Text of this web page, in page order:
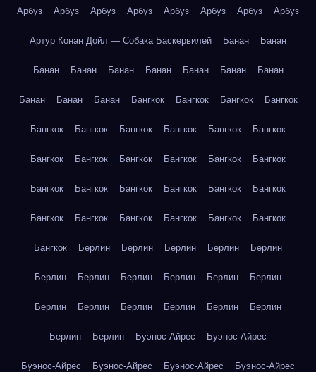
Арбуз Арбуз Арбуз Арбуз Арбуз Арбуз Арбуз Арбуз
Артур Конан Дойл — Собака Баскервилей Банан Банан
Банан Банан Банан Банан Банан Банан Банан
Банан Банан Банан Бангкок Бангкок Бангкок Бангкок
Бангкок Бангкок Бангкок Бангкок Бангкок Бангкок
Бангкок Бангкок Бангкок Бангкок Бангкок Бангкок
Бангкок Бангкок Бангкок Бангкок Бангкок Бангкок
Бангкок Бангкок Бангкок Бангкок Бангкок Бангкок
Бангкок Берлин Берлин Берлин Берлин Берлин
Берлин Берлин Берлин Берлин Берлин Берлин
Берлин Берлин Берлин Берлин Берлин Берлин
Берлин Берлин Буэнос-Айрес Буэнос-Айрес
Буэнос-Айрес Буэнос-Айрес Буэнос-Айрес Буэнос-Айрес